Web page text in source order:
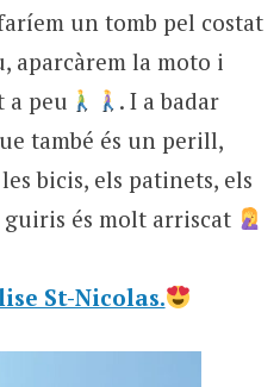
un tomb pel costat
aparcàrem la moto i
a peu
. I a badar
també és un perill,
les bicis, els patinets, els
és molt arriscat
St-Nicolas.